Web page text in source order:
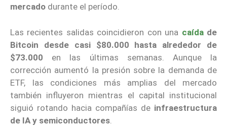
mercado durante el período.
Las recientes salidas coincidieron con una caídade
Bitcoin desde casi $80.000 hasta alrededor de
$73.000 en las últimas semanas. Aunque la
corrección aumentó la presión sobre la demanda de
ETF, las condiciones más amplias del mercado
también influyeron mientras el capital institucional
siguió rotando hacia compañías de infraestructura
de IA y semiconductores